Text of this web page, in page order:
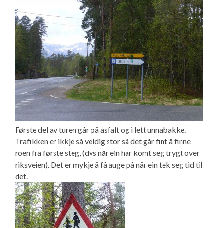
Første del av turen går på asfalt og i lett unnabakke.
Trafikken er ikkje så veldig stor så det går fint å finne
roen fra første steg, (dvs når ein har komt seg trygt over
riksveien). Det er mykje å få auge på når ein tek seg tid til
det.